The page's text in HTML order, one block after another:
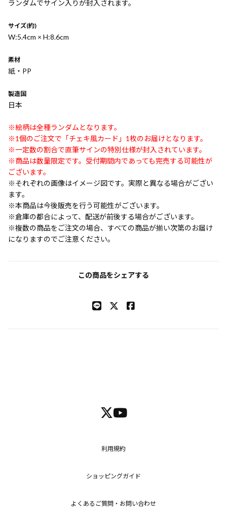
ランダムでサイン入りが封入されます。
サイズ(約)
W:5.4cm × H:8.6cm
素材
紙・PP
製造国
日本
※絵柄は全種ランダムとなります。
※1個のご注文で「チェキ風カード」1枚のお届けとなります。
※一定数の割合で直筆サインの特別仕様が封入されています。
※商品は数量限定です。受付期間内であっても完売する可能性が
ございます。
※それぞれの画像はイメージ図です。実際と異なる場合がござい
ます。
※本商品は今後販売を行う可能性がございます。
※倉庫の都合によって、配送が前後する場合がございます。
※複数の商品をご注文の場合、すべての商品が揃い次第のお届け
になりますのでご注意ください。
この商品をシェアする
利用規約
ショッピングガイド
よくあるご質問・お問い合わせ